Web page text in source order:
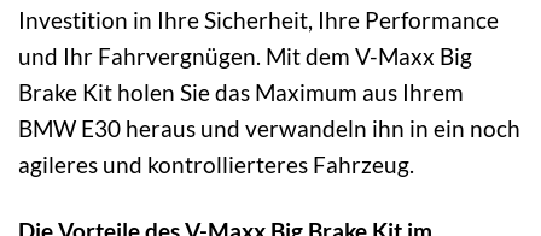
Investition in Ihre Sicherheit, Ihre Performance
und Ihr Fahrvergnügen. Mit dem V-Maxx Big
Brake Kit holen Sie das Maximum aus Ihrem
BMW E30 heraus und verwandeln ihn in ein noch
agileres und kontrollierteres Fahrzeug.
Die Vorteile des V-Maxx Big Brake Kit im